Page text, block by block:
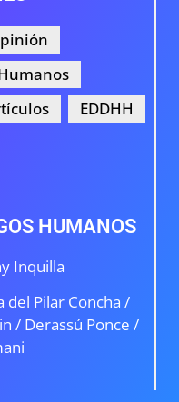
EDDHH
HUMANOS
Inquilla
del Pilar Concha /
/ Derassú Ponce /